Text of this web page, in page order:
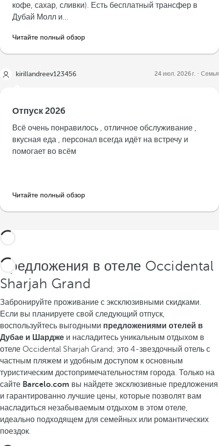
кофе, сахар, сливки). Есть бесплатный трансфер в
Дубай Молл и...
Читайте полный обзор
kirillandreev123456 24 июл. 2026 г. Семья
Отпуск 2026
Всё очень понравилось , отличное обслуживание ,
вкусная еда , персонал всегда идёт на встречу и
помогает во всём
Читайте полный обзор
Предложения в отеле Occidental
Sharjah Grand
Забронируйте проживание с эксклюзивными скидками.
Если вы планируете свой следующий отпуск,
воспользуйтесь выгодными предложениями отелей в
Дубае и Шардже и насладитесь уникальным отдыхом в
отеле Occidental Sharjah Grand; это 4-звездочный отель с
частным пляжем и удобным доступом к основным
туристическим достопримечательностям города. Только на
сайте Barcelo.com вы найдете эксклюзивные предложения
и гарантированно лучшие цены, которые позволят вам
насладиться незабываемым отдыхом в этом отеле,
идеально подходящем для семейных или романтических
поездок.